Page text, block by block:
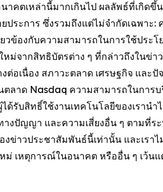
คตเหล่านี้มากเกินไป ผลลัพธ์ที่เกิด
ประการ ซึ่งรวมถึงแต่ไม่จำกัดเฉพา
ข้องกับความสามารถในการใช้ประ
หม่จากสิทธิบัตรต่าง ๆ ที่กล่าวถึงใน
ต่อเนื่อง สภาวะตลาด เศรษฐกิจ แล
ลาด Nasdaq ความสามารถในการ
ด้รับสิทธิ์ใช้งานเทคโนโลยีของเรา
ปัญญา และความเสี่ยงอื่น ๆ ตามที่ระ
าวประชาสัมพันธ์นี้เท่านั้น และเรา
เหตุการณ์ในอนาคต หรืออื่น ๆ เว้น